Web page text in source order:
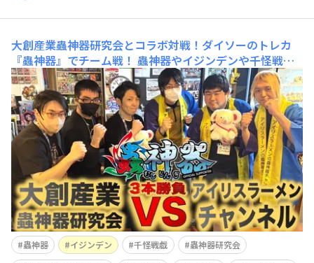
大創産業蟲神器研究会とコラボ対戦！ダイソーのトレカ
『蟲神器』でチーム戦！ 蟲神器やイジンデンや千怪戦戯
などのカードゲームを販売しているDAISO(ダイソー)の会
社『大創産業』の『大創産業蟲神器研究会』とチーム戦の
コラボ撮影をしました！https://youtu.be/pzMQHVPBP
hk?si=OxKMDi0UkLDUQLRt気になる方はぜひご視聴よろ
しくお願いします。
蟲神器 イジンデン 千怪戦戯
蟲神器研究会